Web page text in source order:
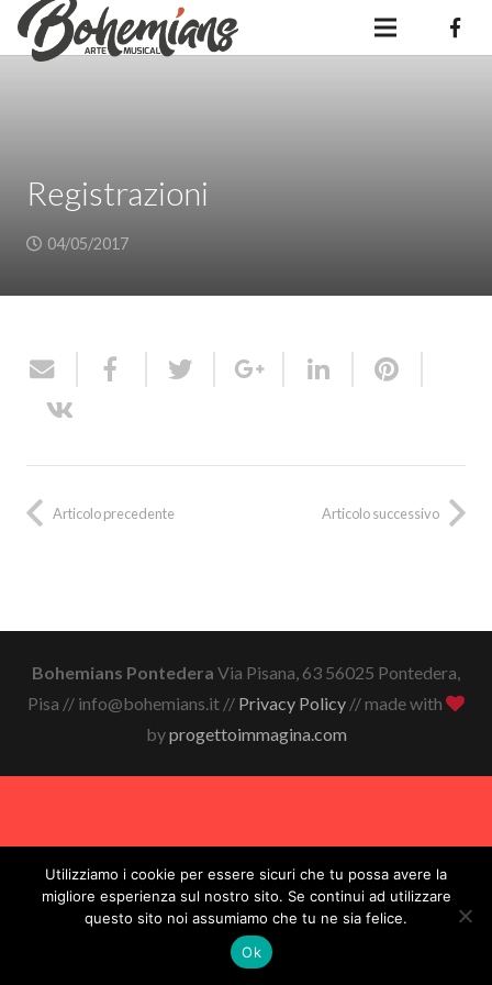
Registrazioni
04/05/2017
Articolo precedente Articolo successivo
Bohemians Pontedera Via Pisana, 63 56025 Pontedera,
Pisa // info@bohemians.it // Privacy Policy// made with
byprogettoimmagina.com
Utilizziamo i cookie per essere sicuri che tu possa avere la
migliore esperienza sul nostro sito. Se continui ad utilizzare
questo sito noi assumiamo che tu ne sia felice.
Ok